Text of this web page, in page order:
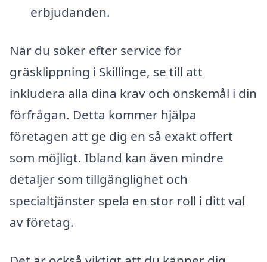
erbjudanden.
När du söker efter service för
gräsklippning i Skillinge, se till att
inkludera alla dina krav och önskemål i din
förfrågan. Detta kommer hjälpa
företagen att ge dig en så exakt offert
som möjligt. Ibland kan även mindre
detaljer som tillgänglighet och
specialtjänster spela en stor roll i ditt val
av företag.